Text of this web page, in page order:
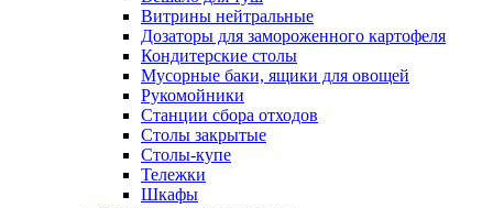
Витрины нейтральные
Дозаторы для замороженного картофеля
Кондитерские столы
Мусорные баки, ящики для овощей
Рукомойники
Станции сбора отходов
Столы закрытые
Столы-купе
Тележки
Шкафы